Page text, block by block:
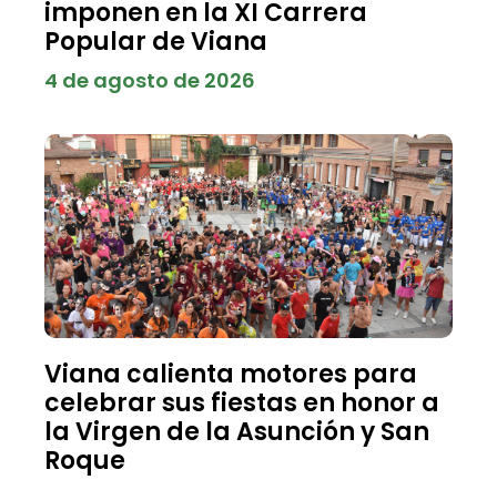
imponen en la XI Carrera
Popular de Viana
4 de agosto de 2026
Viana calienta motores para
celebrar sus fiestas en honor a
la Virgen de la Asunción y San
Roque